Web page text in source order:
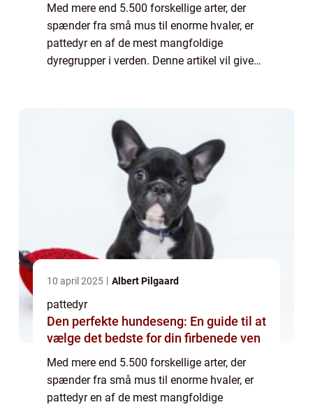
Med mere end 5.500 forskellige arter, der
spænder fra små mus til enorme hvaler, er
pattedyr en af de mest mangfoldige
dyregrupper i verden. Denne artikel vil give
10 april 2025 Albert Pilgaard
pattedyr
Den perfekte hundeseng: En guide til at
vælge det bedste for din firbenede ven
Med mere end 5.500 forskellige arter, der
spænder fra små mus til enorme hvaler, er
pattedyr en af de mest mangfoldige